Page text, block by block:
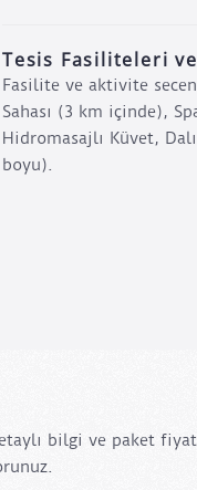
Tesis Fasiliteleri
Fasilite ve aktivite
Sahası (3 km içinde),
Hidromasajlı Küvet,
boyu).
bilgi ve paket